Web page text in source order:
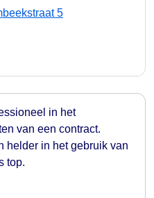
5
in het
van een contract.
helder in het gebruik van
top.